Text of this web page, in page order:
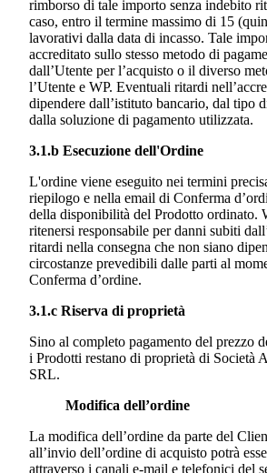
rimborso di tale importo senza indebito
caso, entro il termine massimo di 15
lavorativi dalla data di incasso. Tale
accreditato sullo stesso metodo di
dall’Utente per l’acquisto o il diverso
l’Utente e WP. Eventuali ritardi
dipendere dall’istituto bancario, dal tipo
dalla soluzione di pagamento utilizzata.
3.1.b Esecuzione dell'Ordine
L'ordine viene eseguito nei termini
riepilogo e nella email di Conferma
della disponibilità del Prodotto ordinato.
ritenersi responsabile per danni subiti
ritardi nella consegna che non siano
circostanze prevedibili dalle parti al
Conferma d’ordine.
3.1.c Riserva di proprietà
Sino al completo pagamento del prezzo
i Prodotti restano di proprietà di Società
SRL.
Modifica dell’ordine
La modifica dell’ordine da parte del
all’invio dell’ordine di acquisto potrà
attraverso i canali e-mail e telefonici del